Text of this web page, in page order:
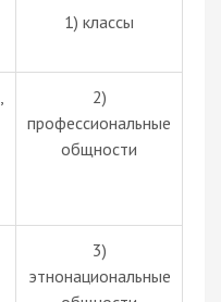
1) классы
2)
профессиональные
общности
3)
этнонациональные